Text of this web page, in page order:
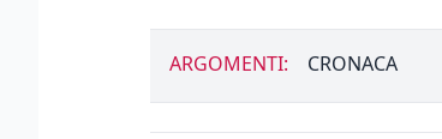
ARGOMENTI: CRONACA